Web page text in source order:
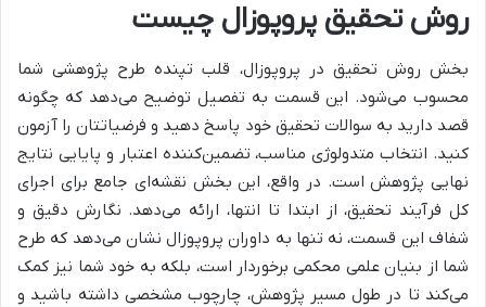
روش تحقیق پروپوزال چیست
بخش روش تحقیق در پروپوزال، قلب تپنده طرح پژوهشی شما
محسوب می‌شود. این قسمت به تفصیل توضیح می‌دهد که چگونه
قصد دارید به سوالات تحقیق خود پاسخ دهید و فرضیاتتان را آزمون
کنید. انتخاب متدولوژی مناسب، تضمین‌کننده اعتبار و پایایی نتایج
نهایی پژوهش است. در واقع، این بخش نقشه‌ای جامع برای اجرای
کل فرآیند تحقیق، از ابتدا تا انتها، ارائه می‌دهد. نگارش دقیق و
شفاف این قسمت، نه تنها به داوران پروپوزال نشان می‌دهد که طرح
شما از بنیان علمی محکمی برخوردار است، بلکه به خود شما نیز کمک
می‌کند تا در طول مسیر پژوهش، چارچوب مشخصی داشته باشید و